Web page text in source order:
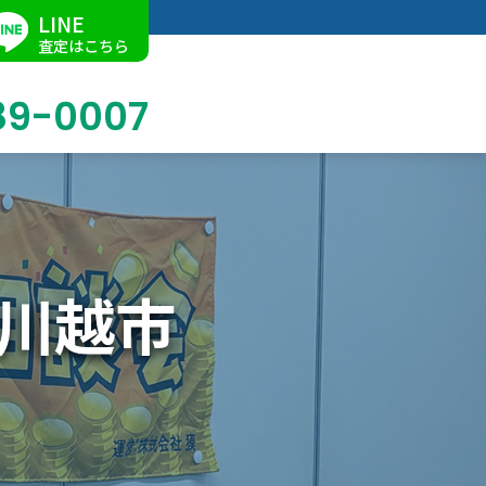
ログ
Facebook
軸買取
磁器・陶器買取
術品・古美術品買取
舗での買取
事買取
古屋店
人情報
LINE
査定はこちら
0007
越市